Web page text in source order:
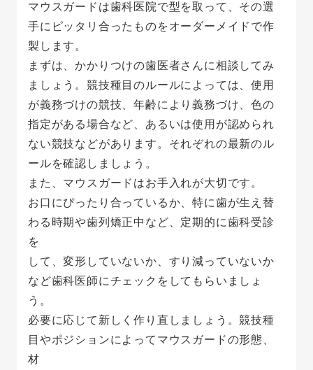
マウスガードは歯科医院で型を取って、その選
手にピッタリ合ったものをオーダーメイドで作
製します。
まずは、かかりつけの歯医者さんに相談してみ
ましょう。競技種目のルールによっては、使用
が義務づけの競技、年齢により義務づけ、色の
指定がある場合など、あるいは使用が認められ
ない競技などがあります。それぞれの最新のル
ールを確認しましょう。
また、マウスガードはお手入れが大切です。
お口にぴったり合っているか、特に歯が生え替
わる時期や歯列矯正中など、定期的に歯科受診
を
して、変形していないか、すり減っていないか
など歯科医師にチェックをしてもらいましょ
う。
必要に応じて新しく作り直しましょう。競技種
目やポジションによってマウスガードの形態、
材